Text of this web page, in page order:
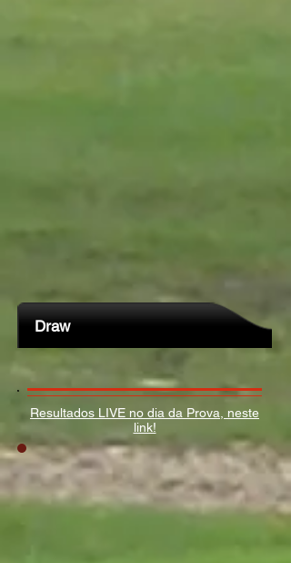
Draw
Resultados LIVE no dia da Prova, neste
link!